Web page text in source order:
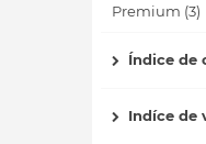
Premium (3)
Índice de
Indíce de